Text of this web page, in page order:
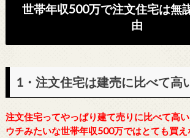
世帯年収500万で注文住宅は無
由
1・注文住宅は建売に比べて高
注文住宅ってやっぱり建て売りに比べて高
ウチみたいな世帯年収500万ではとても買え